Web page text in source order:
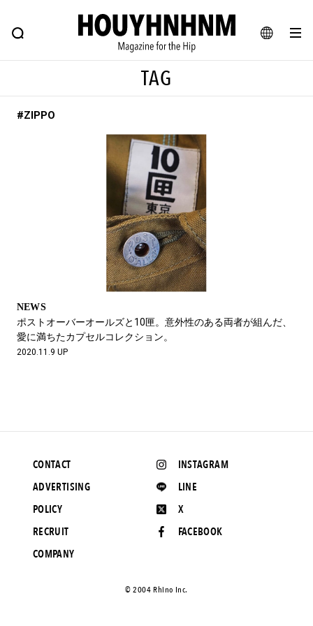
JA
FEATURE BLOG SNAP
ヒップなファッション、カルチャー、ライフスタイルWEBマガジン
#SHOPPING ADDICT #憧れの逸品
#ESSENTIAL DESIGNS #古着サミット
#マイナーグッド図鑑
#路地裏てぃーん。 #MONTHLY JOURNAL
#GH 銘品の所以 #フイナムのYouTube
#FOCUS IT #AH.H
#FASHION #MUSIC
#LIFESTYLE
#SPORTS #HANDSOME HANDBOOK
TAG
#ZIPPO
NEWS
ポストオーバーオールズと10匣。意外性のある両者が組んだ、
愛に満ちたカプセルコレクション。
2020.11.9 UP
INSTAGRAM
LINE
X
FACEBOOK
CONTACT
ADVERTISING
POLICY
RECRUIT
COMPANY
©️ 2004 Rhino Inc.